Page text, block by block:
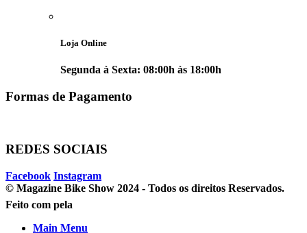
Loja Online
Segunda à Sexta: 08:00h às 18:00h
Formas de Pagamento
REDES SOCIAIS
Facebook Instagram
© Magazine Bike Show 2024 - Todos os direitos Reservados.
Feito com pela
Main Menu